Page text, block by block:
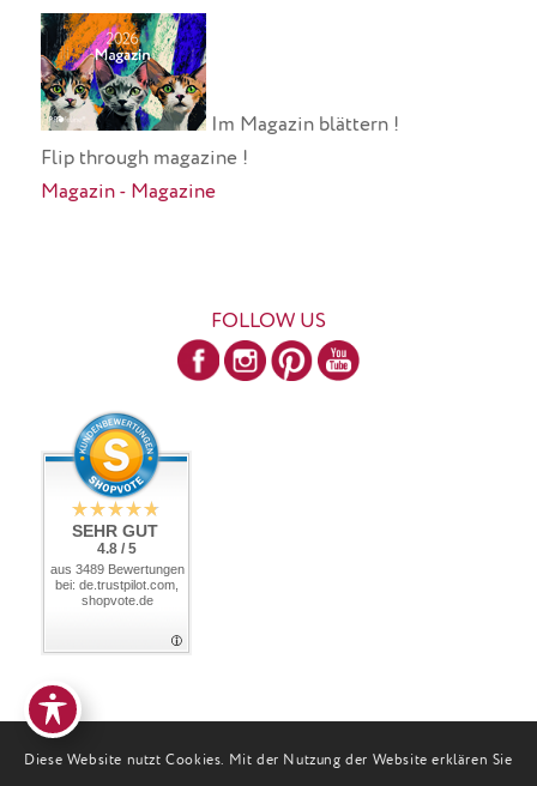
Im Magazin blättern !
Flip through magazine !
Magazin - Magazine
FOLLOW US
SEHR GUT
4.8 / 5
aus 3489 Bewertungen
bei: de.trustpilot.com,
shopvote.de
Diese Website nutzt Cookies. Mit der Nutzung der Website erklären Sie